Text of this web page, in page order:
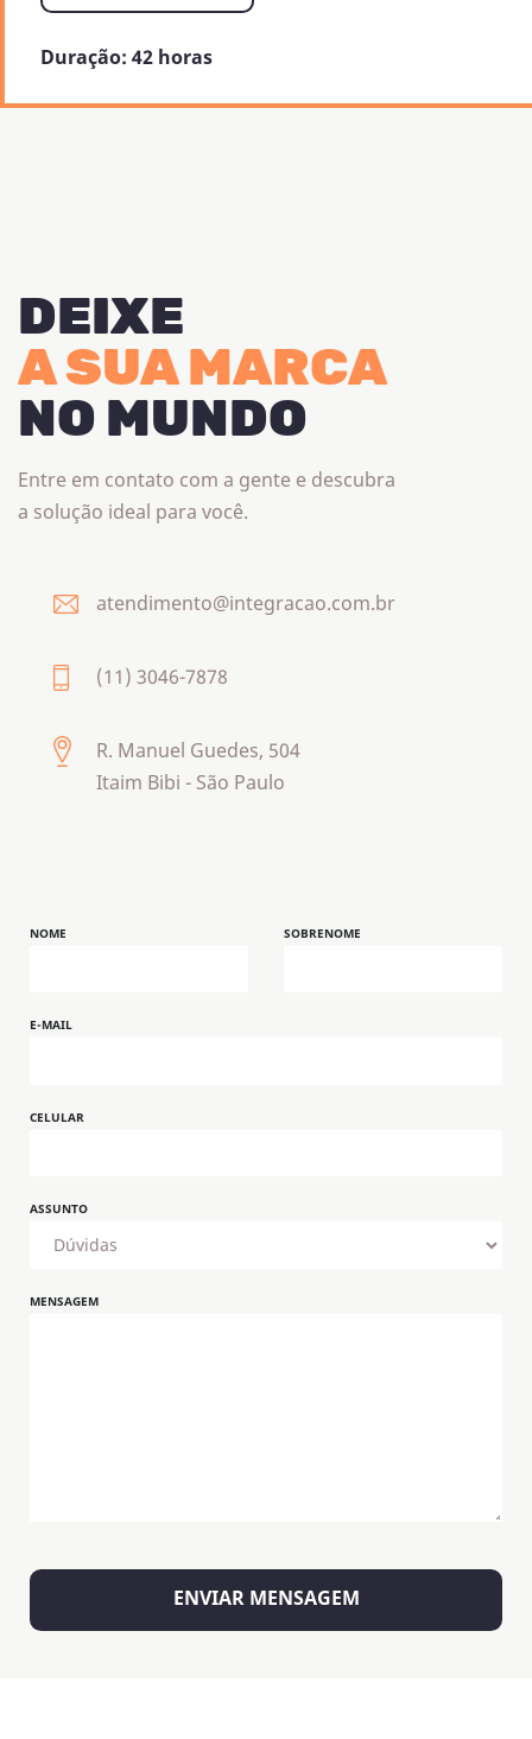
estratégia de motivação,
atração e retenção de
talentos.
Duração: 42 horas
DEIXE
A SUA MARCA
NO MUNDO
Entre em contato com a gente e descubra
a solução ideal para você.
atendimento@integracao.com.br
(11) 3046-7878
R. Manuel Guedes, 504
Itaim Bibi - São Paulo
NOME SOBRENOME
E-MAIL
CELULAR
ASSUNTO
MENSAGEM